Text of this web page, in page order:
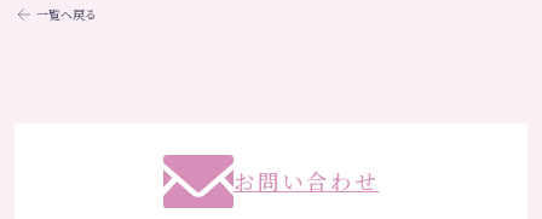
一覧へ戻る
お問い合わせ